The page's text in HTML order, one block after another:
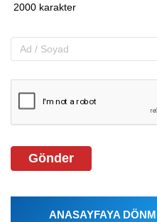
Gönder
ANASAYFAYA